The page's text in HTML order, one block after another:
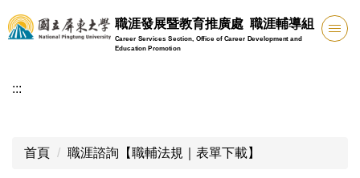
跳
到
內
職涯發展暨教育推廣處 職涯輔導組
Career Services Section, Office of Career Development and
Education Promotion
:::
首頁 職涯諮詢【職輔法規｜表單下載】